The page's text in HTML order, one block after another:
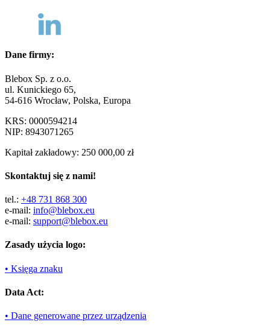
Dane firmy:
Blebox Sp. z o.o.
ul. Kunickiego 65,
54-616 Wrocław, Polska, Europa
KRS: 0000594214
NIP: 8943071265
Kapitał zakładowy: 250 000,00 zł
Skontaktuj się z nami!
tel.: +48 731 868 300
e-mail: info@blebox.eu
e-mail: support@blebox.eu
Zasady użycia logo:
• Księga znaku
Data Act:
• Dane generowane przez urządzenia